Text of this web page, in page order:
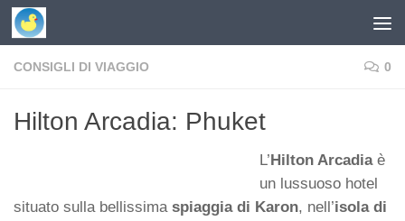
Skip to content
CONSIGLI DI VIAGGIO 0
Hilton Arcadia: Phuket
L’Hilton Arcadiaè
un lussuoso hotel
situato sulla bellissima spiaggia di Karon, nell’isola di